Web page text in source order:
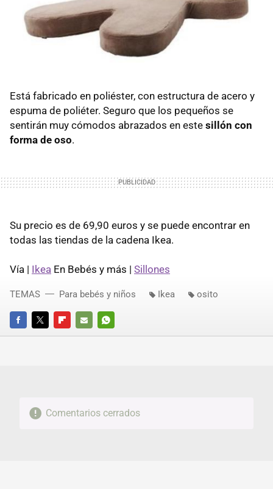
Está fabricado en poliéster, con estructura de acero y
espuma de poliéter. Seguro que los pequeños se
sentirán muy cómodos abrazados en este sillón con
forma de oso.
Su precio es de 69,90 euros y se puede encontrar en
todas las tiendas de la cadena Ikea.
Vía | Ikea En Bebés y más | Sillones
FACEBOOKTWITTERFLIPBOARD
E-
WHATSAPP
TEMAS Para bebés y niños Ikea osito
Comentarios cerrados